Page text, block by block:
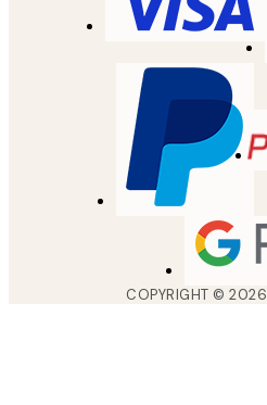
COPYRIGHT ©2026